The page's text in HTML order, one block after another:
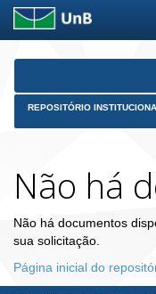
Skip
REPOSITÓRIO
Não há
Não há documentos
sua solicitação.
Página inicial do